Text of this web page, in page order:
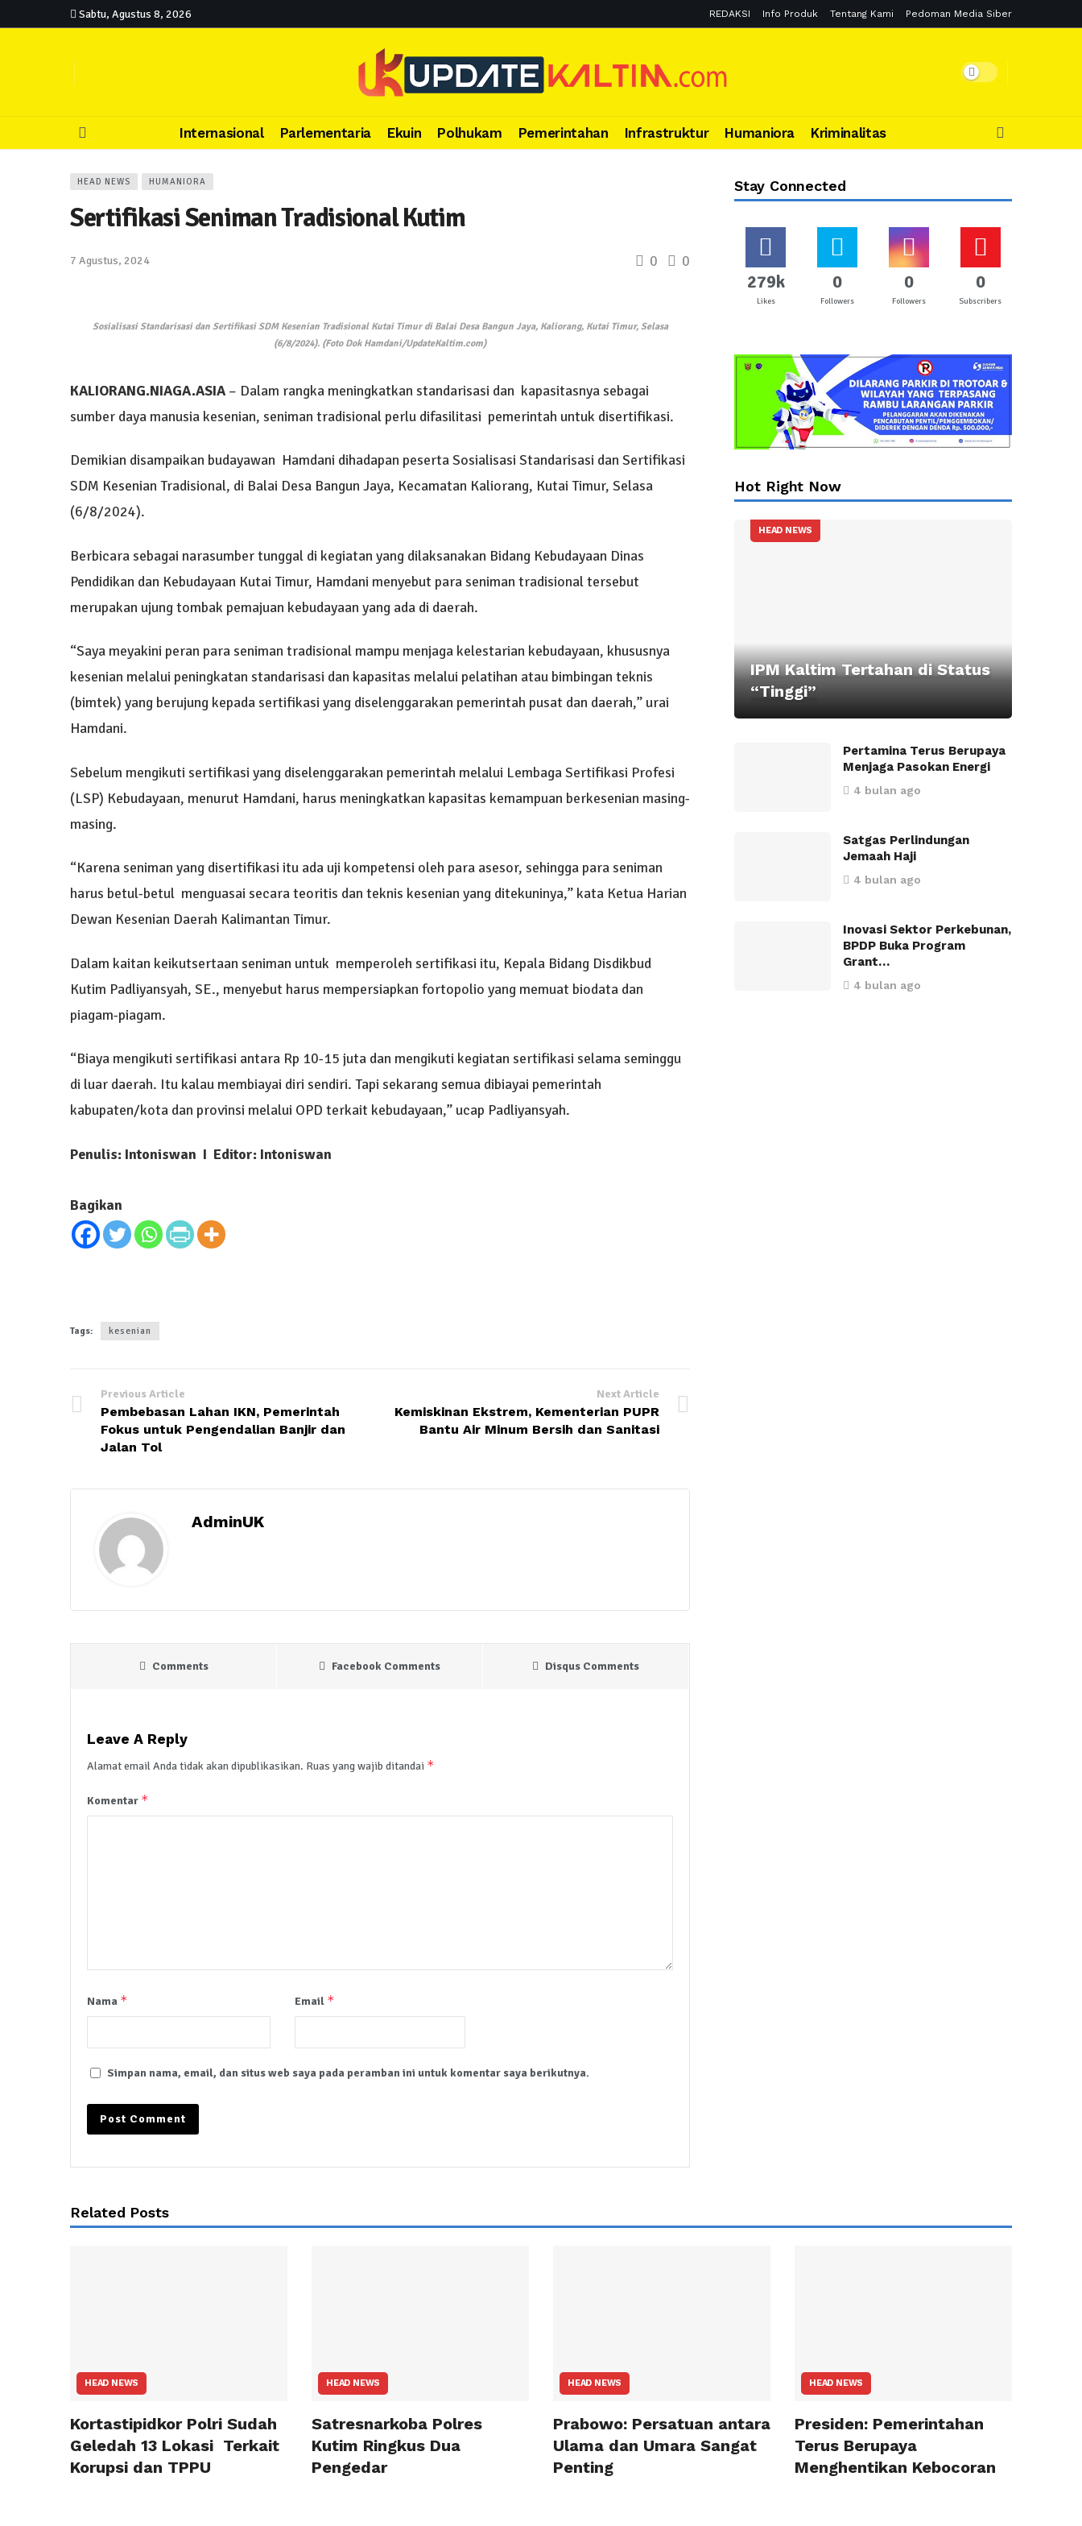
Sabtu, Agustus 8, 2026 REDAKSI Info Produk Tentang Kami Pedoman Media Siber
Internasional Parlementaria Ekuin Polhukam Pemerintahan Infrastruktur Humaniora Kriminalitas
HEAD NEWS HUMANIORA
Sertifikasi Seniman Tradisional Kutim
7 Agustus, 2024 0 0
Sosialisasi Standarisasi dan Sertifikasi SDM Kesenian Tradisional Kutai Timur di Balai Desa Bangun Jaya, Kaliorang, Kutai Timur, Selasa
(6/8/2024). (Foto Dok Hamdani/UpdateKaltim.com)
KALIORANG.NIAGA.ASIA – Dalam rangka meningkatkan standarisasi dan kapasitasnya sebagai
sumber daya manusia kesenian, seniman tradisional perlu difasilitasi pemerintah untuk disertifikasi.
Demikian disampaikan budayawan Hamdani dihadapan peserta Sosialisasi Standarisasi dan Sertifikasi
SDM Kesenian Tradisional, di Balai Desa Bangun Jaya, Kecamatan Kaliorang, Kutai Timur, Selasa
(6/8/2024).
Berbicara sebagai narasumber tunggal di kegiatan yang dilaksanakan Bidang Kebudayaan Dinas
Pendidikan dan Kebudayaan Kutai Timur, Hamdani menyebut para seniman tradisional tersebut
merupakan ujung tombak pemajuan kebudayaan yang ada di daerah.
“Saya meyakini peran para seniman tradisional mampu menjaga kelestarian kebudayaan, khususnya
kesenian melalui peningkatan standarisasi dan kapasitas melalui pelatihan atau bimbingan teknis
(bimtek) yang berujung kepada sertifikasi yang diselenggarakan pemerintah pusat dan daerah,” urai
Hamdani.
Sebelum mengikuti sertifikasi yang diselenggarakan pemerintah melalui Lembaga Sertifikasi Profesi
(LSP) Kebudayaan, menurut Hamdani, harus meningkatkan kapasitas kemampuan berkesenian masing-
masing.
“Karena seniman yang disertifikasi itu ada uji kompetensi oleh para asesor, sehingga para seniman
harus betul-betul menguasai secara teoritis dan teknis kesenian yang ditekuninya,” kata Ketua Harian
Dewan Kesenian Daerah Kalimantan Timur.
Dalam kaitan keikutsertaan seniman untuk memperoleh sertifikasi itu, Kepala Bidang Disdikbud
Kutim Padliyansyah, SE., menyebut harus mempersiapkan fortopolio yang memuat biodata dan
piagam-piagam.
“Biaya mengikuti sertifikasi antara Rp 10-15 juta dan mengikuti kegiatan sertifikasi selama seminggu
di luar daerah. Itu kalau membiayai diri sendiri. Tapi sekarang semua dibiayai pemerintah
kabupaten/kota dan provinsi melalui OPD terkait kebudayaan,” ucap Padliyansyah.
Penulis: Intoniswan I Editor: Intoniswan
Bagikan
Tags: kesenian
Previous Article
Pembebasan Lahan IKN, Pemerintah
Fokus untuk Pengendalian Banjir dan
Jalan Tol
Next Article
Kemiskinan Ekstrem, Kementerian PUPR
Bantu Air Minum Bersih dan Sanitasi
AdminUK
Comments Facebook Comments Disqus Comments
Leave A Reply
Alamat email Anda tidak akan dipublikasikan. Ruas yang wajib ditandai *
Komentar *
Nama * Email *
Simpan nama, email, dan situs web saya pada peramban ini untuk komentar saya berikutnya.
Stay Connected
279k
Likes
0
Followers
0
Followers
0
Subscribers
Hot Right Now
HEAD NEWS
IPM Kaltim Tertahan di Status
“Tinggi”
Pertamina Terus Berupaya
Menjaga Pasokan Energi
4 bulan ago
Satgas Perlindungan
Jemaah Haji
4 bulan ago
Inovasi Sektor Perkebunan,
BPDP Buka Program
Grant…
4 bulan ago
Related Posts
HEAD NEWS
Kortastipidkor Polri Sudah
Geledah 13 Lokasi Terkait
Korupsi dan TPPU
HEAD NEWS
Satresnarkoba Polres
Kutim Ringkus Dua
Pengedar
HEAD NEWS
Prabowo: Persatuan antara
Ulama dan Umara Sangat
Penting
HEAD NEWS
Presiden: Pemerintahan
Terus Berupaya
Menghentikan Kebocoran